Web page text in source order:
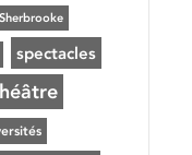
spectacles